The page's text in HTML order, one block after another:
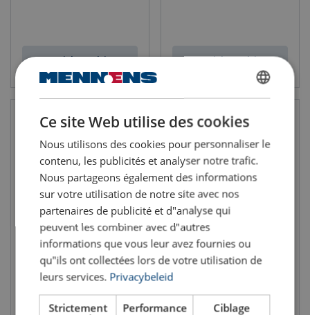
Aluminum Chain Block
Powertex PACB-S1OLP
CMU: 0.25 - 3 tonne(s)
Hauteur de levage m: 3 - 10
Mini palan pneumatique TCR
(125 - 500 kg)
CMU: 0.125 - 0.500 tonne(s)
DUTCH
ENGLISH TRANSLATION
FRENCH
Ce site Web utilise des cookies
Nous utilisons des cookies pour personnaliser le
contenu, les publicités et analyser notre trafic.
Nous partageons également des informations
sur votre utilisation de notre site avec nos
partenaires de publicité et d"analyse qui
peuvent les combiner avec d"autres
informations que vous leur avez fournies ou
qu"ils ont collectées lors de votre utilisation de
leurs services. Privacybeleid
Strictement
Performance Ciblage